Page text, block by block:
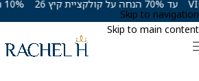
Skip to navigation
Skip to main content
עד 70% הנחה על קולקציית קיץ 26